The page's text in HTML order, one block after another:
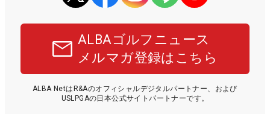
ALBAゴルフニュース
メルマガ登録はこちら
ALBA NetはR&Aのオフィシャルデジタルパートナー、および
USLPGAの日本公式サイトパートナーです。